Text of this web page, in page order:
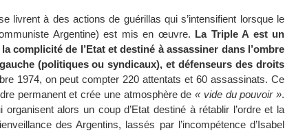
livrent à des actions de guérillas qui s’intensifient lorsque le
Argentine) est mis en œuvre. La Triple A est un
complicité de l’Etat et destiné à assassiner dans l’ombre
(politiques ou syndicaux), et défenseurs des droits
1974, on peut compter 220 attentats et 60 assassinats. Ce
permanent et crée une atmosphère de« vide du pouvoir ».
alors un coup d’Etat destiné à rétablir l’ordre et la
des Argentins, lassés par l’incompétence d’Isabel